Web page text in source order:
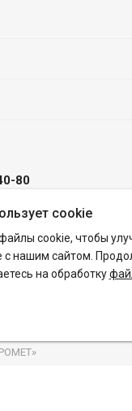
80
20:00
Часовая, 6, корпус
cookie
cookie, чтобы
с нашим сайтом.
на обработку